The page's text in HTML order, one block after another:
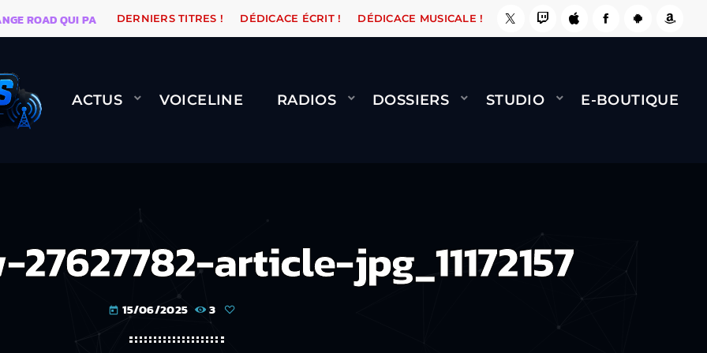
QUI PASSE, ÇA LE FAIT ! NAMI BERNARD MINET - FLY (GÉNÉRIQUE) COOL CE SITE ! ????
DERNIERS TITRES ! DÉDICACE ÉCRIT ! DÉDICACE MUSICALE !
ACTUS VOICELINE RADIOS DOSSIERS STUDIO E-BOUTIQUE
27627782-article-jpg_11172157
today 15/06/2025 3